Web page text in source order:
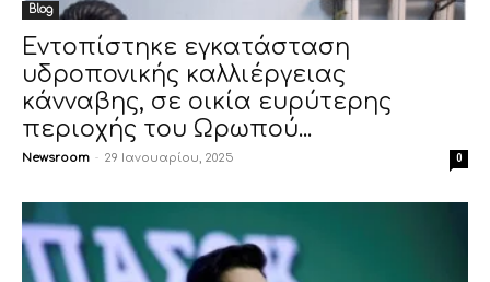
Blog
Εντοπίστηκε εγκατάσταση
υδροπονικής καλλιέργειας
κάνναβης, σε οικία ευρύτερης
περιοχής του Ωρωπού...
Newsroom - 29 Ιανουαρίου, 2025 0